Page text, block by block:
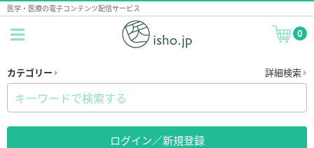
医学・医療の電子コンテンツ配信サービス
0
カテゴリー 詳細検索
ログイン／新規登録